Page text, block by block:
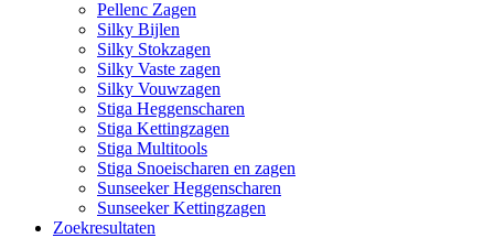
Pellenc Zagen
Silky Bijlen
Silky Stokzagen
Silky Vaste zagen
Silky Vouwzagen
Stiga Heggenscharen
Stiga Kettingzagen
Stiga Multitools
Stiga Snoeischaren en zagen
Sunseeker Heggenscharen
Sunseeker Kettingzagen
Zoekresultaten